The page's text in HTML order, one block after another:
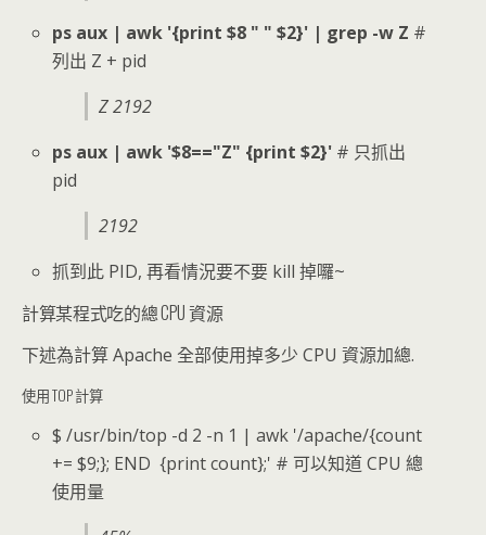
ps aux | awk '{print $8 " " $2}' | grep -w Z #
列出 Z + pid
Z 2192
ps aux | awk '$8=="Z" {print $2}' # 只抓出
pid
2192
抓到此 PID, 再看情況要不要 kill 掉囉~
計算某程式吃的總 CPU 資源
下述為計算 Apache 全部使用掉多少 CPU 資源加總.
使用 TOP 計算
$ /usr/bin/top -d 2 -n 1 | awk '/apache/{count
+= $9;}; END {print count};' # 可以知道 CPU 總
使用量